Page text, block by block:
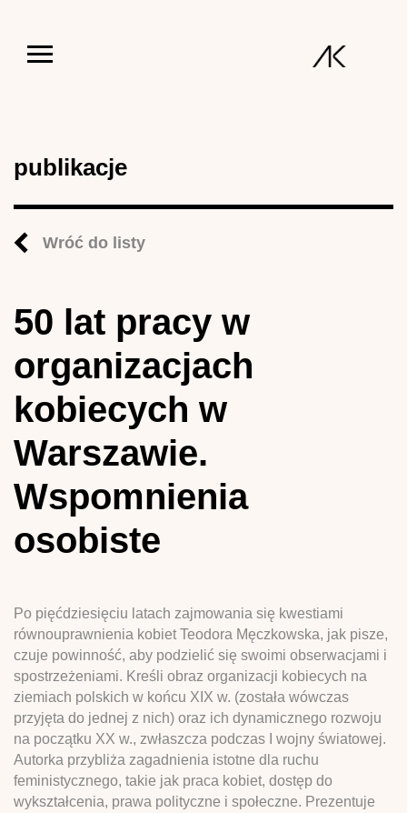
publikacje
Wróć do listy
50 lat pracy w
organizacjach
kobiecych w
Warszawie.
Wspomnienia
osobiste
Po pięćdziesięciu latach zajmowania się kwestiami
równouprawnienia kobiet Teodora Męczkowska, jak pisze,
czuje powinność, aby podzielić się swoimi obserwacjami i
spostrzeżeniami. Kreśli obraz organizacji kobiecych na
ziemiach polskich w końcu XIX w. (została wówczas
przyjęta do jednej z nich) oraz ich dynamicznego rozwoju
na początku XX w., zwłaszcza podczas I wojny światowej.
Autorka przybliża zagadnienia istotne dla ruchu
feministycznego, takie jak praca kobiet, dostęp do
wykształcenia, prawa polityczne i społeczne. Prezentuje